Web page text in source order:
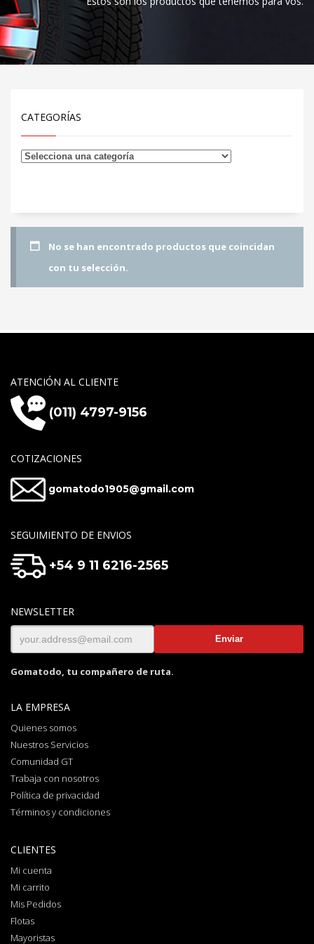
CATEGORÍAS
No se han encontrado productos que coincidan
con tu selección.
ATENCIÓN AL CLIENTE
(011) 4797-9156
COTIZACIONES
gomatodo1905@gmail.com
SEGUIMIENTO DE ENVIOS
+54 9 11 6216-2565
NEWSLETTER
Gomatodo, tu compañero de ruta.
LA EMPRESA
Quienes somos
Nuestros Servicios
Comunidad GT
Trabaja con nosotros
Política de privacidad
Términos y condiciones
CLIENTES
Mi cuenta
Mi carrito
Mis Pedidos
Flotas
Mayoristas